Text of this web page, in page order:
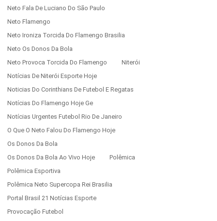
Neto Fala De Luciano Do São Paulo
Neto Flamengo
Neto Ironiza Torcida Do Flamengo Brasilia
Neto Os Donos Da Bola
Neto Provoca Torcida Do Flamengo
Niterói
Notícias De Niterói Esporte Hoje
Noticias Do Corinthians De Futebol E Regatas
Notícias Do Flamengo Hoje Ge
Notícias Urgentes Futebol Rio De Janeiro
O Que O Neto Falou Do Flamengo Hoje
Os Donos Da Bola
Os Donos Da Bola Ao Vivo Hoje
Polêmica
Polêmica Esportiva
Polêmica Neto Supercopa Rei Brasilia
Portal Brasil 21 Notícias Esporte
Provocação Futebol